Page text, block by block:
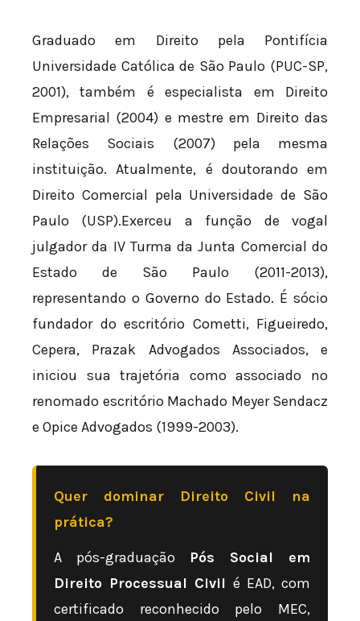
Graduado em Direito pela Pontifícia
Universidade Católica de São Paulo (PUC-SP,
2001), também é especialista em Direito
Empresarial (2004) e mestre em Direito das
Relações Sociais (2007) pela mesma
instituição. Atualmente, é doutorando em
Direito Comercial pela Universidade de São
Paulo (USP).Exerceu a função de vogal
julgador da IV Turma da Junta Comercial do
Estado de São Paulo (2011-2013),
representando o Governo do Estado. É sócio
fundador do escritório Cometti, Figueiredo,
Cepera, Prazak Advogados Associados, e
iniciou sua trajetória como associado no
renomado escritório Machado Meyer Sendacz
e Opice Advogados (1999-2003).
Quer dominar Direito Civil na
prática?
A pós-graduação Pós Social em
Direito Processual Civil é EAD, com
certificado reconhecido pelo MEC,